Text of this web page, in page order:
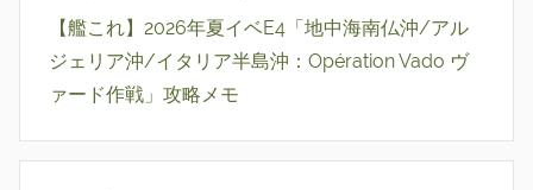
【艦これ】2026年夏イベE4「地中海南仏沖/アル
ジェリア沖/イタリア半島沖：Opération Vado ヴ
ァード作戦」攻略メモ